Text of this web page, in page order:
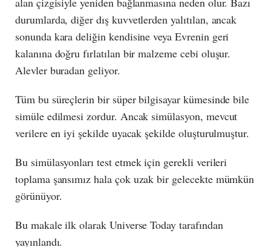
durumlarda, diğer dış kuvvetlerden yalıtılan, ancak
sonunda kara deliğin kendisine veya Evrenin geri
kalanına doğru fırlatılan bir malzeme cebi oluşur.
Alevler buradan geliyor.
Tüm bu süreçlerin bir süper bilgisayar kümesinde bile
simüle edilmesi zordur. Ancak simülasyon, mevcut
verilere en iyi şekilde uyacak şekilde oluşturulmuştur.
Bu simülasyonları test etmek için gerekli verileri
toplama şansımız hala çok uzak bir gelecekte mümkün
görünüyor.
Bu makale ilk olarak Universe Today tarafından
yayınlandı.